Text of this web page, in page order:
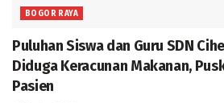
BOGOR RAYA
Puluhan Siswa dan Guru SDN
Diduga Keracunan Makanan,
Pasien